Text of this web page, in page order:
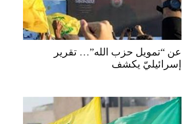
عن “تمويل حزب الله”… تقرير
إسرائيليّ يكشف